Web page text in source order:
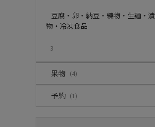
豆腐・卵・納豆・練物・生麺・漬
物・冷凍食品
3
果物 (4)
予約 (1)